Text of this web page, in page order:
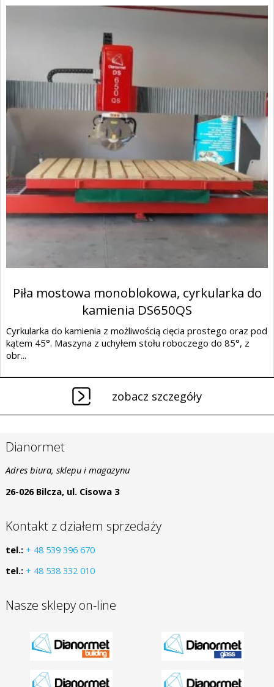
Piła mostowa monoblokowa, cyrkularka do
kamienia DS650QS
Cyrkularka do kamienia z możliwością cięcia prostego oraz pod
kątem 45°. Maszyna z uchyłem stołu roboczego do 85°, z
obr...
zobacz szczegóły
Dianormet
Adres biura, sklepu i magazynu
26-026 Bilcza, ul. Cisowa 3
Kontakt z działem sprzedaży
tel.: + 48 539 396 670
tel.: + 48 538 332 010
Nasze sklepy on-line